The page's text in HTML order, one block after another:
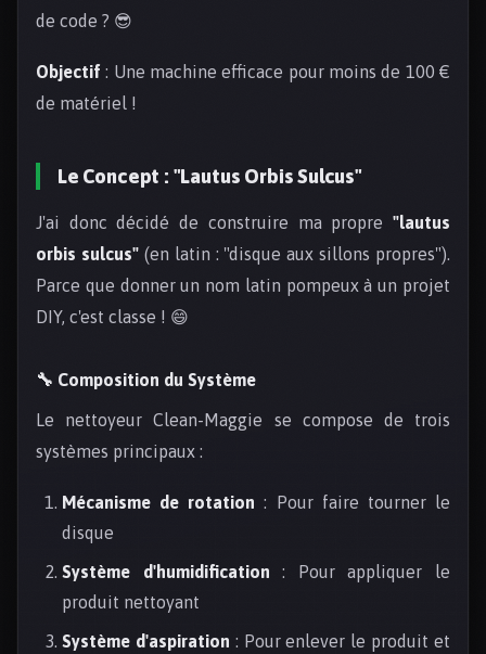
de code ? 😎
Objectif : Une machine efficace pour moins de 100 €
de matériel !
Le Concept : "Lautus Orbis Sulcus"
J'ai donc décidé de construire ma propre "lautus
orbis sulcus"(en latin : "disque aux sillons propres").
Parce que donner un nom latin pompeux à un projet
DIY, c'est classe ! 😄
🔧 Composition du Système
Le nettoyeur Clean-Maggie se compose de trois
systèmes principaux :
Mécanisme de rotation : Pour faire tourner le
disque
Système d'humidification : Pour appliquer le
produit nettoyant
Système d'aspiration : Pour enlever le produit et